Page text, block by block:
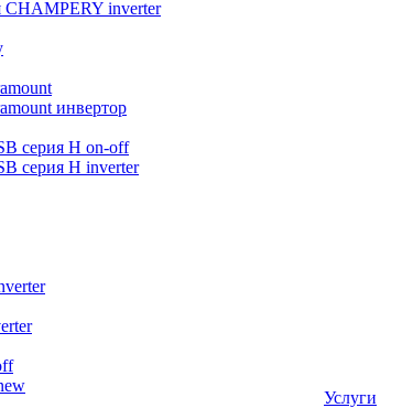
CHAMPERY inverter
инвертор
серия Н on-off
серия Н inverter
Услуги